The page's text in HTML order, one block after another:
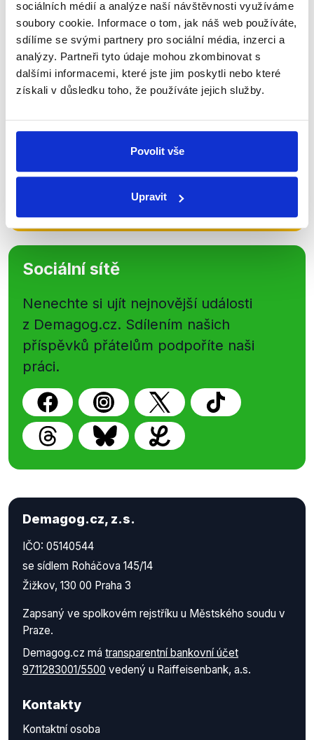
sociálních médií a analýze naší návštěvnosti využíváme
soubory cookie. Informace o tom, jak náš web používáte,
sdílíme se svými partnery pro sociální média, inzerci a
analýzy. Partneři tyto údaje mohou zkombinovat s
dalšími informacemi, které jste jim poskytli nebo které
získali v důsledku toho, že používáte jejich služby.
Povolit vše
Upravit
Přihlaste se k odběru našeho
newsletteru nebowhatsappového
kanálu, kde pravidelně přinášíme
shrnutí nejzajímavějších článků a analýz.
přehled o tom, jaké dezinformace a
nepravdy se zrovna v Česku šíří.
WhatsApp
Sociální sítě
Nenechte si ujít nejnovější události
z Demagog.cz. Sdílením našich
příspěvků přátelům podpoříte naši
práci.
Demagog.cz, z.s.
IČO: 05140544
se sídlem Roháčova 145/14
Žižkov, 130 00 Praha 3
Zapsaný ve spolkovém rejstříku u Městského soudu v
Praze.
Demagog.cz má transparentní bankovní účet
9711283001/5500 vedený u Raiffeisenbank, a.s.
Kontakty
Kontaktní osoba